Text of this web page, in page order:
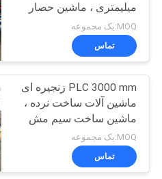
دستگاه سیم
تیغ
21
15
میلیمتری ، ماشین حصار
بافی زنجیره ای
MOQ:یک مجموعه
تماس
PLC 3000 mm زنجیره ای
ماشین آلات ساخت نرده ،
ماشین ساخت سیم مش
الماس
MOQ:یک مجموعه
تماس